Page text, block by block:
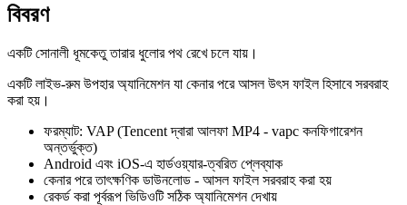
বিবরণ
একটি সোনালী ধূমকেতু তারার ধুলোর পথ রেখে চলে যায়।
একটি লাইভ-রুম উপহার অ্যানিমেশন যা কেনার পরে আসল উৎস ফাইল হিসাবে সরবরাহ
করা হয়।
ফরম্যাট: VAP (Tencent দ্বারা আলফা MP4 - vapc কনফিগারেশন
অন্তর্ভুক্ত)
Android এবং iOS-এ হার্ডওয়্যার-ত্বরিত প্লেব্যাক
কেনার পরে তাৎক্ষণিক ডাউনলোড - আসল ফাইল সরবরাহ করা হয়
রেকর্ড করা পূর্বরূপ ভিডিওটি সঠিক অ্যানিমেশন দেখায়